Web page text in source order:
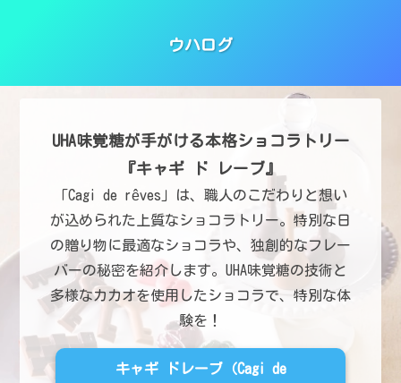
ウハログ
UHA味覚糖が手がける本格ショコラトリー
『キャギ ド レーブ』
「Cagi de rêves」は、職人のこだわりと想い
が込められた上質なショコラトリー。特別な日
の贈り物に最適なショコラや、独創的なフレー
バーの秘密を紹介します。UHA味覚糖の技術と
多様なカカオを使用したショコラで、特別な体
験を！
キャギ ドレーブ（Cagi de